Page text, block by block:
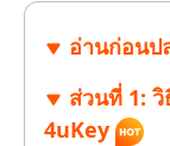
อ่านก่อนป
ส่วนที่ 1:
4uKey